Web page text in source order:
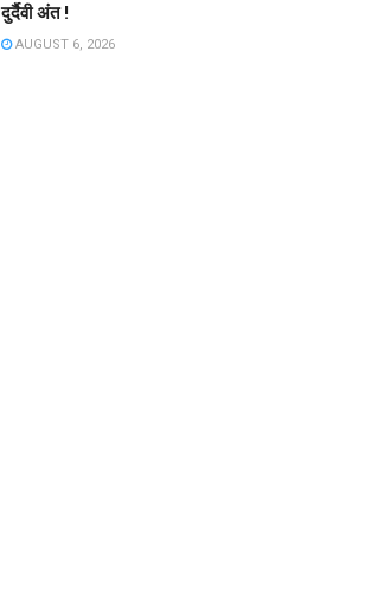
दुर्दैवी अंत !
AUGUST 6, 2026